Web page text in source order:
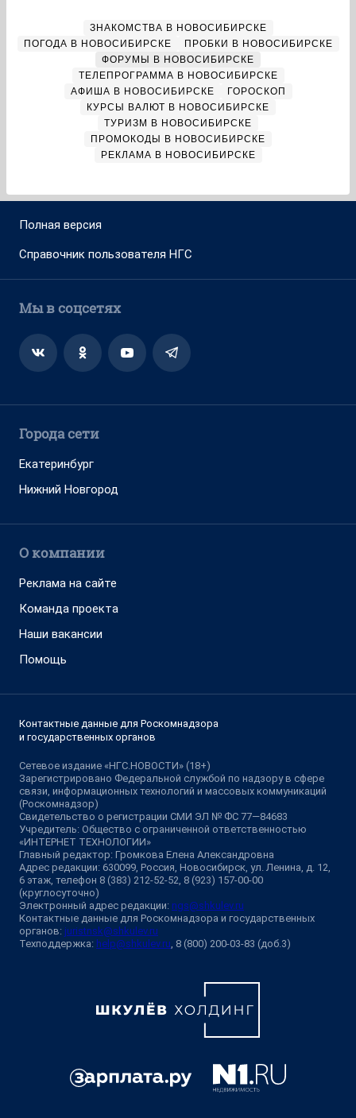
ЗНАКОМСТВА В НОВОСИБИРСКЕ
ПОГОДА В НОВОСИБИРСКЕ
ПРОБКИ В НОВОСИБИРСКЕ
ФОРУМЫ В НОВОСИБИРСКЕ
ТЕЛЕПРОГРАММА В НОВОСИБИРСКЕ
АФИША В НОВОСИБИРСКЕ
ГОРОСКОП
КУРСЫ ВАЛЮТ В НОВОСИБИРСКЕ
ТУРИЗМ В НОВОСИБИРСКЕ
ПРОМОКОДЫ В НОВОСИБИРСКЕ
РЕКЛАМА В НОВОСИБИРСКЕ
Полная версия
Справочник пользователя НГС
Мы в соцсетях
Города сети
Екатеринбург
Нижний Новгород
О компании
Реклама на сайте
Команда проекта
Наши вакансии
Помощь
Контактные данные для Роскомнадзора
и государственных органов
Сетевое издание «НГС.НОВОСТИ» (18+)
Зарегистрировано Федеральной службой по надзору в сфере
связи, информационных технологий и массовых коммуникаций
(Роскомнадзор)
Свидетельство о регистрации СМИ ЭЛ № ФС 77—84683
Учредитель: Общество с ограниченной ответственностью
«ИНТЕРНЕТ ТЕХНОЛОГИИ»
Главный редактор: Громкова Елена Александровна
Адрес редакции: 630099, Россия, Новосибирск, ул. Ленина, д. 12,
6 этаж, телефон 8 (383) 212-52-52, 8 (923) 157-00-00
(круглосуточно)
Электронный адрес редакции: ngs@shkulev.ru
Контактные данные для Роскомнадзора и государственных
органов: juristnsk@shkulev.ru
Техподдержка: help@shkulev.ru, 8 (800) 200-03-83 (доб.3)